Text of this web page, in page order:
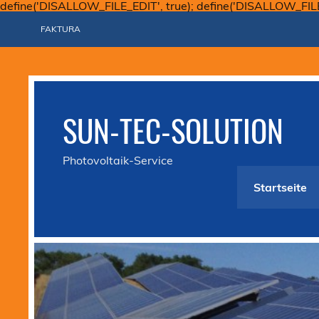
define('DISALLOW_FILE_EDIT', true);
FAKTURA
SUN-TEC-SOLUTION
Photovoltaik-Service
Startseite